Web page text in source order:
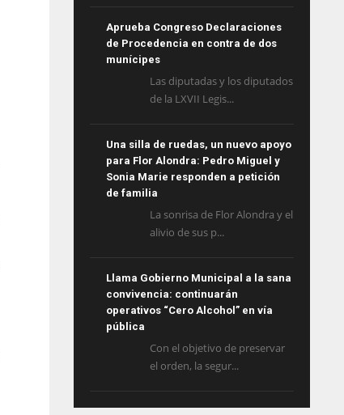
Aprueba Congreso Declaraciones
de Procedencia en contra de dos
munícipes
Las diputadas y los diputados
de la LXVII Legis...
Una silla de ruedas, un nuevo apoyo
para Flor Alondra: Pedro Miguel y
Sonia Marie responden a petición
de familia
La sonrisa de Flor Alondra y el
alivio de sus p...
Llama Gobierno Municipal a la sana
convivencia: continuarán
operativos “Cero Alcohol” en vía
pública
Con el objetivo de preservar
el orden, la segur...